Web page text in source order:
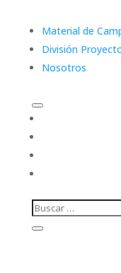
Material de
División
Nosotros